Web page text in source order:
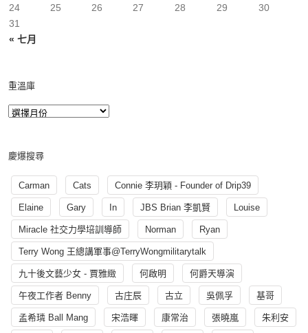
« 七月
24
25 26 27 28 29
30
31
重溫庫
慶爆搜尋
Carman Cats Connie 李玥穎 - Founder of Drip39
Elaine Gary In JBS Brian 李凱賢 Louise
Miracle 社交力學培訓導師 Norman Ryan
Terry Wong 王總講軍事@TerryWongmilitarytalk
九十後文藝少女 - 賈雅緻 何啟明 何爵天導演
午夜工作者 Benny 古庄辰 古立 吳佩孚 基哥
孟希璘 Ball Mang 宋浩暉 康常治 張曉嵐 朱利安